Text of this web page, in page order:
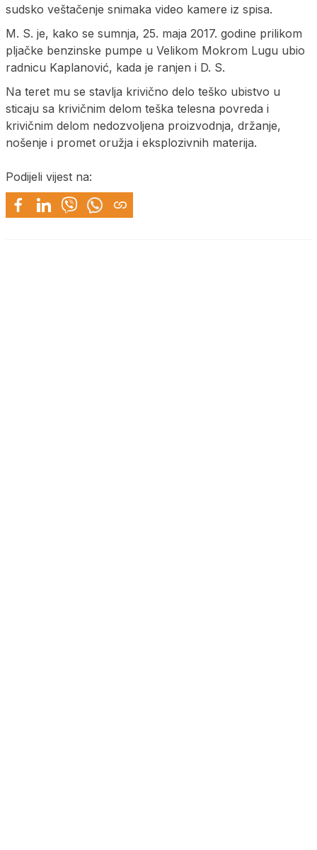
sudsko veštačenje snimaka video kamere iz spisa.
M. S. je, kako se sumnja, 25. maja 2017. godine prilikom
pljačke benzinske pumpe u Velikom Mokrom Lugu ubio
radnicu Kaplanović, kada je ranjen i D. S.
Na teret mu se stavlja krivično delo teško ubistvo u
sticaju sa krivičnim delom teška telesna povreda i
krivičnim delom nedozvoljena proizvodnja, držanje,
nošenje i promet oružja i eksplozivnih materija.
Podijeli vijest na: